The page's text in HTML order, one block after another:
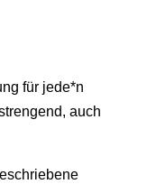
für jede*n
auch